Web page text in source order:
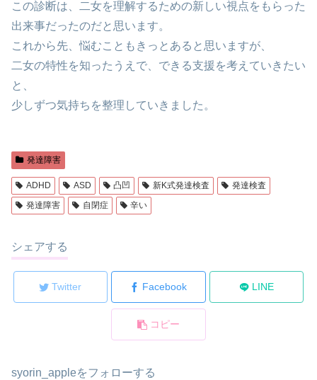
この診断は、二女を理解するための新しい視点をもらった
出来事だったのだと思います。
これから先、悩むこともきっとあると思いますが、
二女の特性を知ったうえで、できる支援を考えていきたい
と、
少しずつ気持ちを整理していきました。
発達障害
ADHD ASD 凸凹 新K式発達検査
発達検査
発達障害
自閉症 辛い
シェアする
Twitter Facebook LINE
コピー
syorin_appleをフォローする